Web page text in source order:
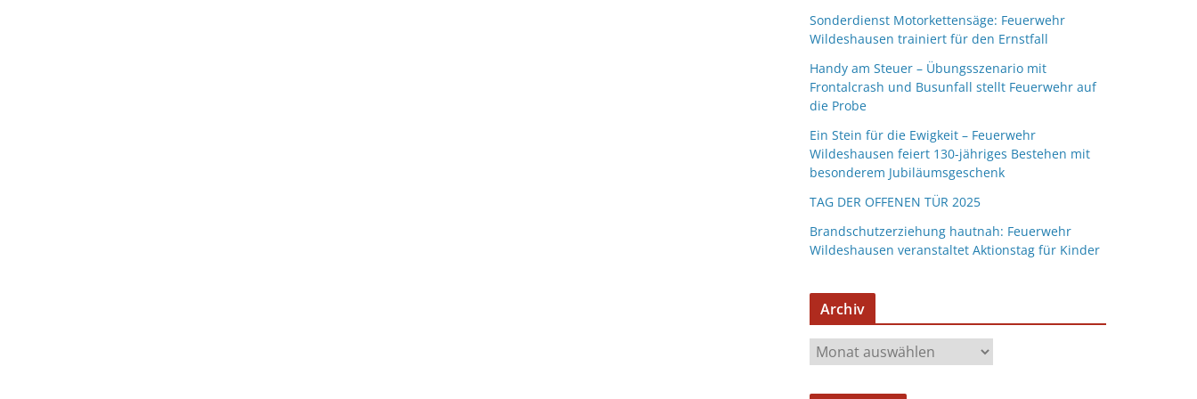
Sonderdienst Motorkettensäge: Feuerwehr
Wildeshausen trainiert für den Ernstfall
Handy am Steuer – Übungsszenario mit
Frontalcrash und Busunfall stellt Feuerwehr auf
die Probe
Ein Stein für die Ewigkeit – Feuerwehr
Wildeshausen feiert 130-jähriges Bestehen mit
besonderem Jubiläumsgeschenk
TAG DER OFFENEN TÜR 2025
Brandschutzerziehung hautnah: Feuerwehr
Wildeshausen veranstaltet Aktionstag für Kinder
Archiv